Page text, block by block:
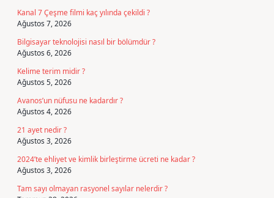
Kanal 7 Çeşme filmi kaç yılında çekildi ?
Ağustos 7, 2026
Bilgisayar teknolojisi nasıl bir bölümdür ?
Ağustos 6, 2026
Kelime terim midir ?
Ağustos 5, 2026
Avanos’un nüfusu ne kadardır ?
Ağustos 4, 2026
21 ayet nedir ?
Ağustos 3, 2026
2024’te ehliyet ve kimlik birleştirme ücreti ne kadar ?
Ağustos 3, 2026
Tam sayı olmayan rasyonel sayılar nelerdir ?